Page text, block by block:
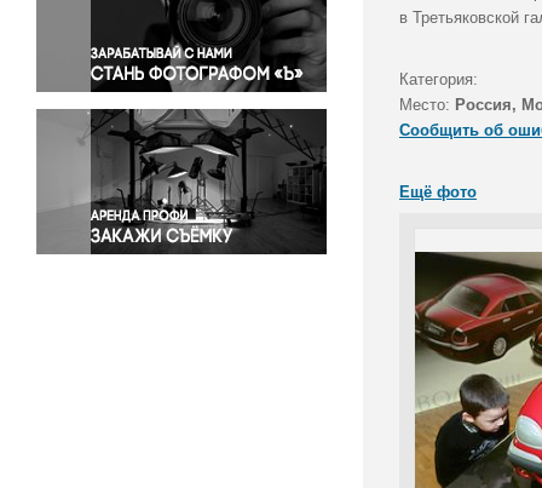
Правосудие
Происшествия и конфликты
Религия
Светская жизнь
Спорт
Экология
Экономика и бизнес
в Третьяковской
Категория:
Место: Россия,
Сообщить об
Ещё фото